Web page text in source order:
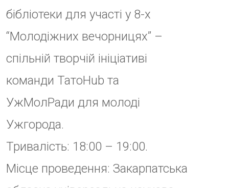
обласна універсальна наукова
бібліотека ім. Ф.Потушняка,
читальна зала (м.Ужгород, пр-т
Свободи, 16, поверх 3).
В програмі передбачені творчі
Зокрема, зможемо поринути в
чарівну атмосферу завдяки
рифмованим рядкам молодих